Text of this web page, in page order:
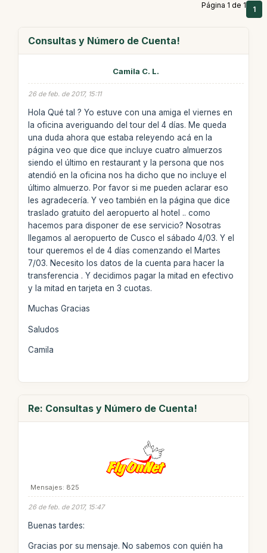
Página 1 de 1 1
Consultas y Número de Cuenta!
Camila C. L.
26 de feb. de 2017, 15:11
Hola Qué tal ? Yo estuve con una amiga el viernes en
la oficina averiguando del tour del 4 días. Me queda
una duda ahora que estaba releyendo acá en la
página veo que dice que incluye cuatro almuerzos
siendo el último en restaurant y la persona que nos
atendió en la oficina nos ha dicho que no incluye el
último almuerzo. Por favor si me pueden aclarar eso
les agradecería. Y veo también en la página que dice
traslado gratuito del aeropuerto al hotel .. como
hacemos para disponer de ese servicio? Nosotras
llegamos al aeropuerto de Cusco el sábado 4/03. Y el
tour queremos el de 4 días comenzando el Martes
7/03. Necesito los datos de la cuenta para hacer la
transferencia . Y decidimos pagar la mitad en efectivo
y la mitad en tarjeta en 3 cuotas.
Muchas Gracias
Saludos
Camila
Re: Consultas y Número de Cuenta!
Mensajes: 825
26 de feb. de 2017, 15:47
Buenas tardes:
Gracias por su mensaje. No sabemos con quién ha